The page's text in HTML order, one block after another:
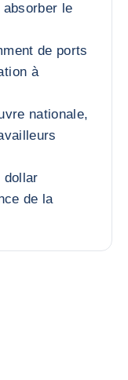
le
de ports
à
nationale,
dollar
de la